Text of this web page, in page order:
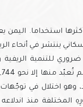
استخداما.
السكان في 140,000 تجمّع سكاني
ضروري للتنمية
وهو اختلال في
منذ